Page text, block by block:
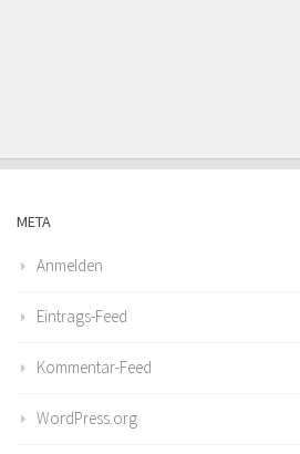
META
Anmelden
Eintrags-Feed
Kommentar-Feed
WordPress.org